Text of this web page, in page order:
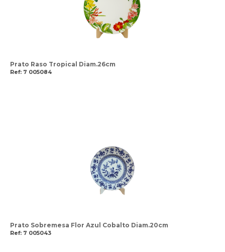
Prato Raso Tropical Diam.26cm
Ref: 7 005084
Prato Sobremesa Flor Azul Cobalto Diam.20cm
Ref: 7 005043